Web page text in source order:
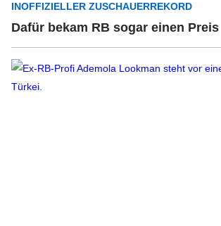
INOFFIZIELLER ZUSCHAUERREKORD
Dafür bekam RB sogar einen Preis